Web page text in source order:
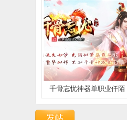
千骨忘忧神器单职业仟陌